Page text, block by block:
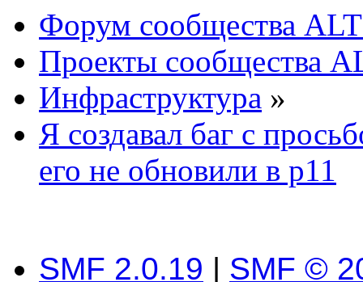
Форум сообщества
Проекты сообщества
Инфраструктура »
Я создавал баг с
его не обновили в p11
SMF 2.0.19 | SMF ©